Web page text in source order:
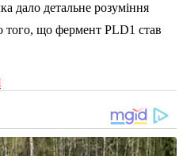
дало детальне розуміння
того, що фермент PLD1 став